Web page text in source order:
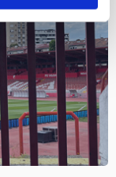
bak